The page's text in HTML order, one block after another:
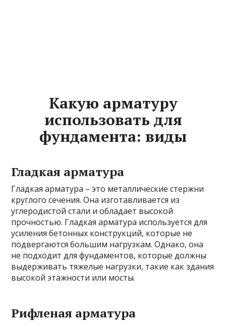
Какую арматуру
использовать для
фундамента: виды
Гладкая арматура
Гладкая арматура – это металлические стержни
круглого сечения. Она изготавливается из
углеродистой стали и обладает высокой
прочностью. Гладкая арматура используется для
усиления бетонных конструкций, которые не
подвергаются большим нагрузкам. Однако, она
не подходит для фундаментов, которые должны
выдерживать тяжелые нагрузки, такие как здания
высокой этажности или мосты.
Рифленая арматура